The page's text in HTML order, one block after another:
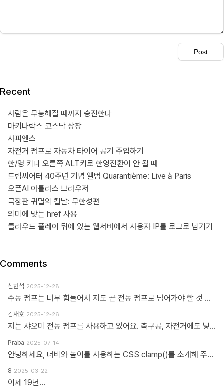
Recent
사람은 무능해질 때까지 승진한다
마키나락스 코스닥 상장
사피엔스
자전거 펌프로 자동차 타이어 공기 주입하기
한/영 키나 오른쪽 ALT키로 한영전환이 안 될 때
드림씨어터 40주년 기념 앨범 Quarantième: Live à Paris
오픈AI 아틀라스 브라우저
극장판 귀멸의 칼날: 무한성편
의미에 맞는 href 사용
클라우드 플레어 뒤에 있는 웹서버에서 사용자 IP를 로그로 남기기
Comments
신현석 2025-12-28
수동 펌프는 너무 힘들어서 저도 곧 전동 펌프로 넘어가야 할 것 같네요.
김재호 2025-12-26
저는 샤오미 전동 펌프를 사용하고 있어요. 축구공, 자전거에도 넣을 수 있고 자동차 바퀴에도 넣을 수 있어요. 아주 만족스럽습니다.
Praba 2025-07-14
안녕하세요, 너비와 높이를 사용하는 CSS clamp()를 소개해 주셔서 감사합니다. 작업 부담을 최소화하기 위해 calc(), min, max 등 언급하신 모든 기능을 갖춘 도구를 개발했습니다. https://clampgenerator.com/tools/layout-spacing-size/?property=width 에서 확인해 보세요. 즐거운 코딩 되세요.
8 2025-03-22
이제 19년...